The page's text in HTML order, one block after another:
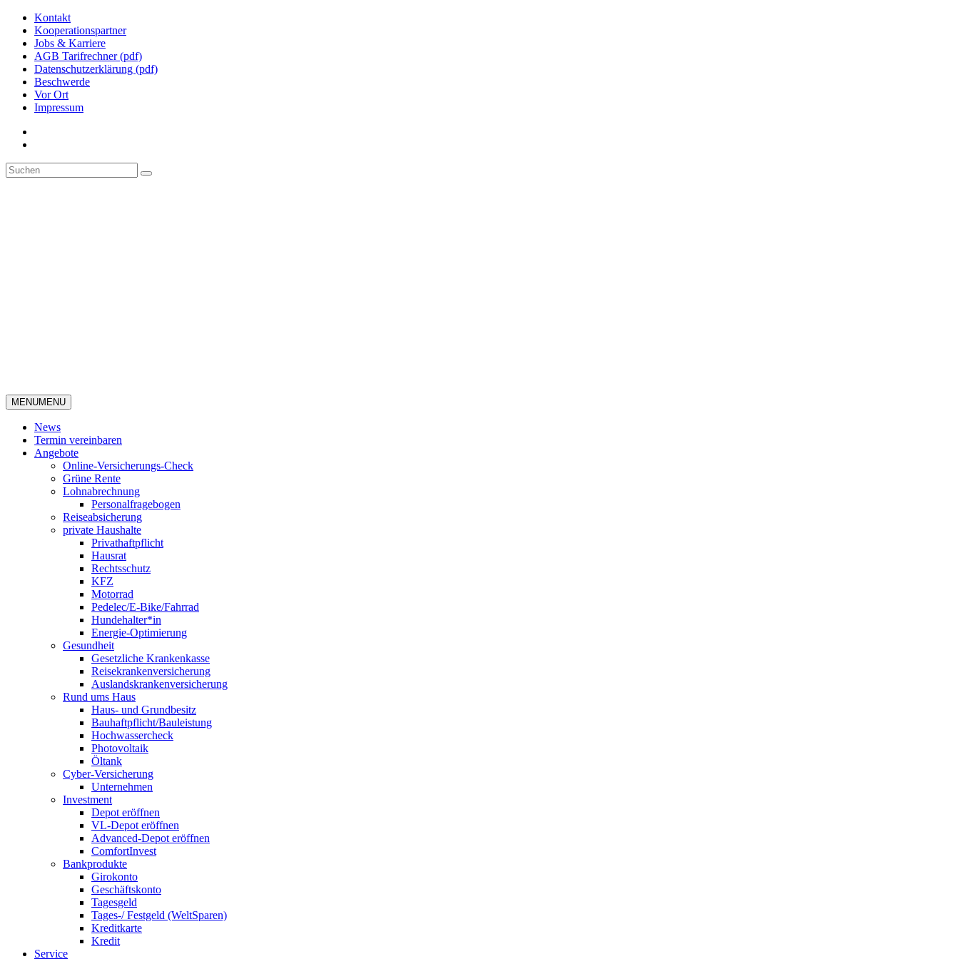
Kontakt
Kooperationspartner
Jobs & Karriere
AGB Tarifrechner (pdf)
Datenschutzerklärung (pdf)
Beschwerde
Vor Ort
Impressum
MENUMENU
News
Termin vereinbaren
Angebote
Online-Versicherungs-Check
Grüne Rente
Lohnabrechnung
Personalfragebogen
Reiseabsicherung
private Haushalte
Privathaftpflicht
Hausrat
Rechtsschutz
KFZ
Motorrad
Pedelec/E-Bike/Fahrrad
Hundehalter*in
Energie-Optimierung
Gesundheit
Gesetzliche Krankenkasse
Reisekrankenversicherung
Auslandskrankenversicherung
Rund ums Haus
Haus- und Grundbesitz
Bauhaftpflicht/Bauleistung
Hochwassercheck
Photovoltaik
Öltank
Cyber-Versicherung
Unternehmen
Investment
Depot eröffnen
VL-Depot eröffnen
Advanced-Depot eröffnen
ComfortInvest
Bankprodukte
Girokonto
Geschäftskonto
Tagesgeld
Tages-/ Festgeld (WeltSparen)
Kreditkarte
Kredit
Service